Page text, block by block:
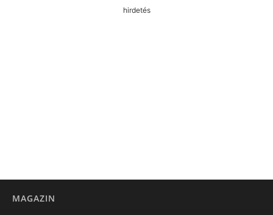
hirdetés
MAGAZIN